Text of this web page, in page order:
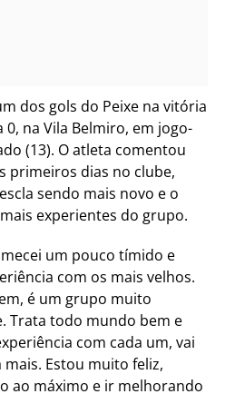
dos gols do Peixe na vitória
na Vila Belmiro, em jogo-
(13). O atleta comentou
primeiros dias no clube,
sendo mais novo e o
experientes do grupo.
um pouco tímido e
com os mais velhos.
é um grupo muito
Trata todo mundo bem e
com cada um, vai
Estou muito feliz,
ao máximo e ir melhorando